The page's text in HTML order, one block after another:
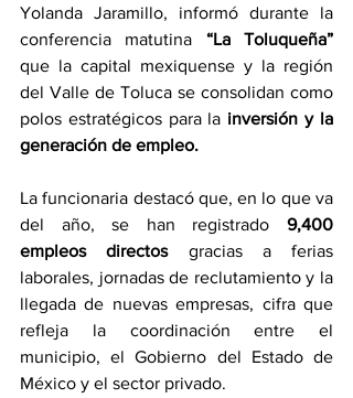
Yolanda Jaramillo, informó durante la
conferencia matutina “La Toluqueña”
que la capital mexiquense y la región
del Valle de Toluca se consolidan como
polos estratégicos para la inversión y la
generación de empleo.
La funcionaria destacó que, en lo que va
del año, se han registrado 9,400
empleos directos gracias a ferias
laborales, jornadas de reclutamiento y la
llegada de nuevas empresas, cifra que
refleja la coordinación entre el
municipio, el Gobierno del Estado de
México y el sector privado.